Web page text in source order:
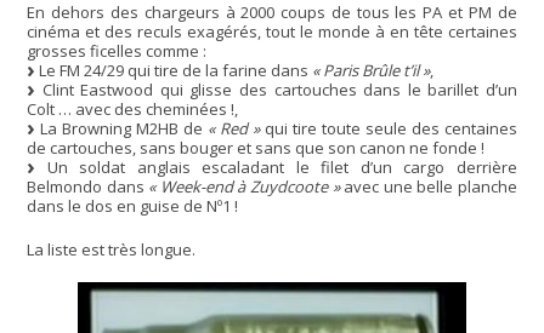
En dehors des chargeurs à 2000 coups de tous les PA et PM de
cinéma et des reculs exagérés, tout le monde à en tête certaines
grosses ficelles comme :
Le FM 24/29 qui tire de la farine dans « Paris Brûle t’il »,
Clint Eastwood qui glisse des cartouches dans le barillet d’un
Colt … avec des cheminées !,
La Browning M2HB de « Red »qui tire toute seule des centaines
de cartouches, sans bouger et sans que son canon ne fonde !
Un soldat anglais escaladant le filet d’un cargo derrière
Belmondo dans « Week-end à Zuydcoote »avec une belle planche
dans le dos en guise de Nº1 !
La liste est très longue.